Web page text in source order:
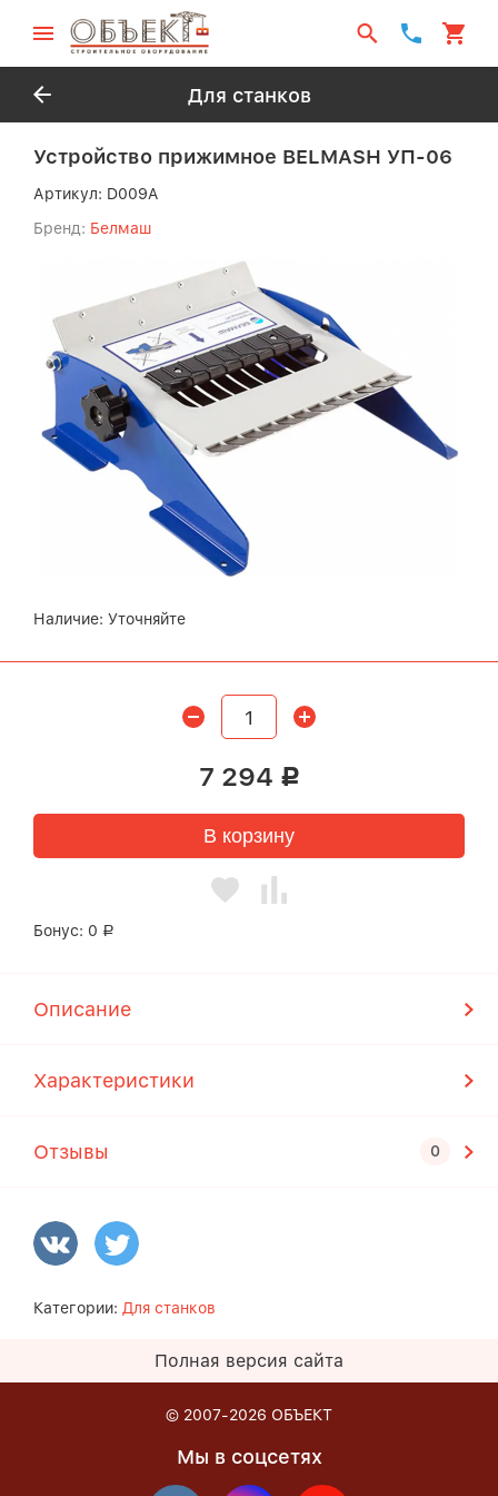
Для станков
Устройство прижимное BELMASH УП-06
Артикул: D009A
Бренд: Белмаш
Наличие: Уточняйте
7 294 Р
В корзину
Бонус: 0 Р
Описание
Характеристики
Отзывы
Категории: Для станков
Полная версия сайта
© 2007-2026 ОБЪЕКТ
Мы в соцсетях